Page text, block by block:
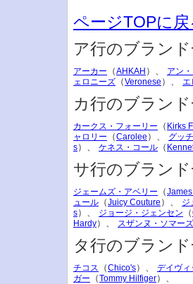
ページTOPに戻
ア行のブラン
アーカー （AHKAH ）、 アン
ェロニーズ （Veronese ）、 エ
カ行のブラン
カークス・フォーリー （ Kirks
ャロリー
（Carolee ）、 グッチ
s）、 ケネス・コール （
サ行のブラン
ジェームズ・アベリー （
ュール （Juicy Couture ）、 ジ
s）、 ジョージ・ジェンセン （
Hardy）、 スザンヌ・ソマーズ
タ行のブラン
チコス （Chico's）、 デイヴィ
ガー （Tommy Hilfiger）、